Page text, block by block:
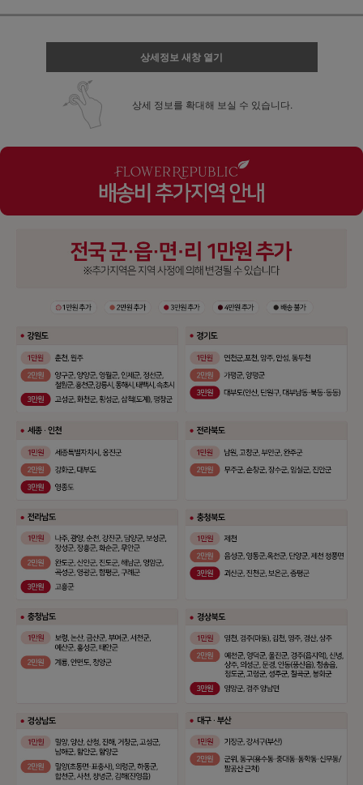
상세정보 새창 열기
상세 정보를 확대해 보실 수 있습니다.